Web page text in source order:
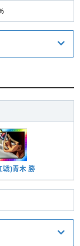
2%
6%
1.5%
戦)青木 勝